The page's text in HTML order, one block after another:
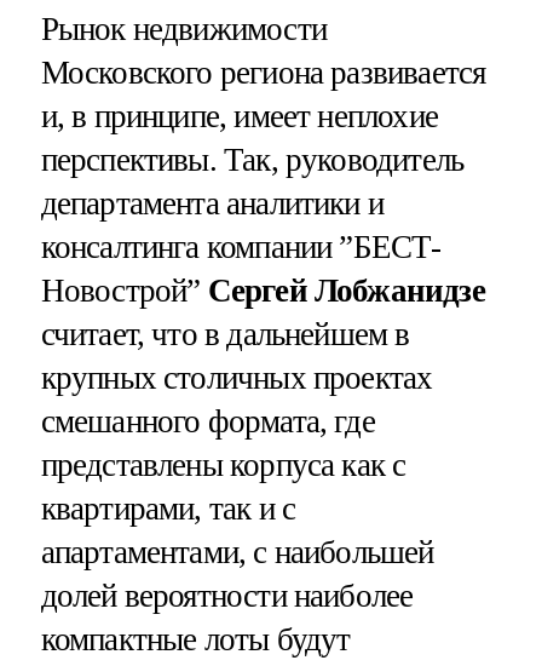
Рынок недвижимости
Московского региона развивается
и, в принципе, имеет неплохие
перспективы. Так, руководитель
департамента аналитики и
консалтинга компании ”БЕСТ-
Новострой” Сергей Лобжанидзе
считает, что в дальнейшем в
крупных столичных проектах
смешанного формата, где
представлены корпуса как с
квартирами, так и с
апартаментами, с наибольшей
долей вероятности наиболее
компактные лоты будут